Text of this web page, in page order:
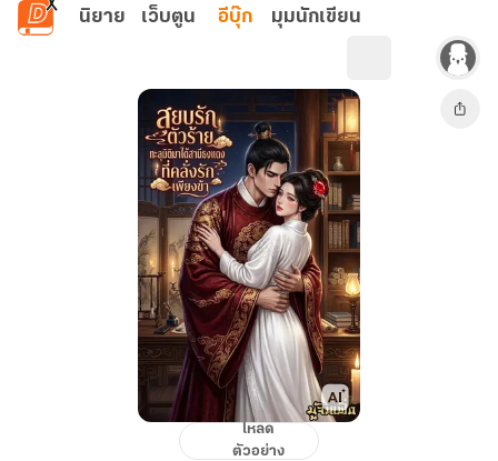
ข้ามไปยังเนื้อหาหลัก
นิยาย เว็บตูน อีบุ๊ก มุมนักเขียน
โหลด
ตัวอย่าง